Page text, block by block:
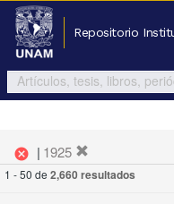
Repositorio
cancel | 1925
1 - 50 de 2,660 resultados